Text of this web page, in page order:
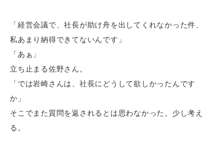
「経営会議で、社長が助け舟を出してくれなかった件、
私あまり納得できてないんです」
「あぁ」
立ち止まる佐野さん。
「では岩崎さんは、社長にどうして欲しかったんです
か」
そこでまた質問を返されるとは思わなかった。少し考え
る。